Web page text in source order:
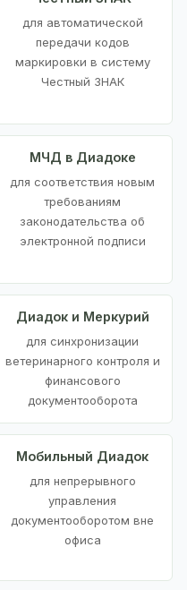
для автоматической
передачи кодов
маркировки в систему
Честный ЗНАК
МЧД в Диадоке
для соответствия новым
требованиям
законодательства об
электронной подписи
Диадок и Меркурий
для синхронизации
ветеринарного контроля и
финансового
документооборота
Мобильный Диадок
для непрерывного
управления
документооборотом вне
офиса